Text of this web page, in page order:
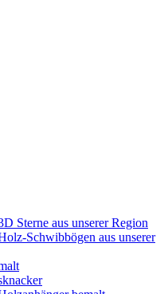
Sterne aus unserer Region
Schwibbögen aus unserer